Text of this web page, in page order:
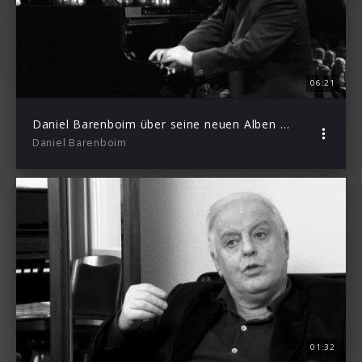
06:21
Daniel Barenboim über seine neuen Alben für Decca und DG
Daniel Barenboim
01:32